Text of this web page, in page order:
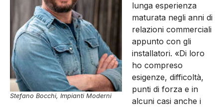
Stefano Bocchi, Impianti Moderni
lunga esperienza
maturata negli anni di
relazioni commerciali
appunto con gli
installatori. «Di loro
ho compreso
esigenze, difficoltà,
punti di forza e in
alcuni casi anche i